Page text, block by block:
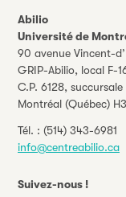
Abilio
Université de
90 avenue Vincent-
GRIP-Abilio, local F-
C.P. 6128,
Montréal (Québec)
Tél. : (514) 343-6981
info@centreabilio.ca
Suivez-nous !